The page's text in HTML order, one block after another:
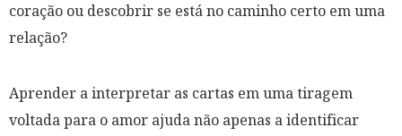
coração ou descobrir se está no caminho certo em uma
relação?
Aprender a interpretar as cartas em uma tiragem
voltada para o amor ajuda não apenas a identificar